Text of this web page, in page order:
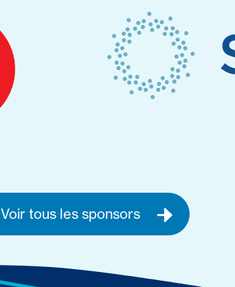
Voir tous les sponsors